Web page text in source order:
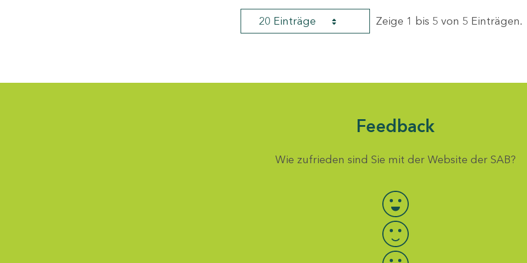
20 Einträge Zeige 1 bis 5 von 5 Einträgen.
Feedback
Wie zufrieden sind Sie mit der Website der SAB?
Bewertung auswählen